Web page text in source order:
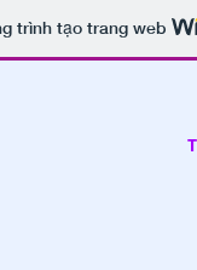
trình tạo trang web